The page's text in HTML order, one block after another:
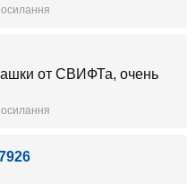
от СВИФТа, очень